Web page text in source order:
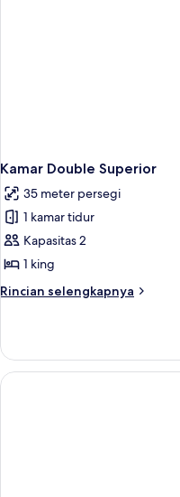
Kamar Double Superior
35 meter persegi
1 kamar tidur
Kapasitas 2
1 king
Rincian selengkapnya
Rincian
Kamar
Double
Superior